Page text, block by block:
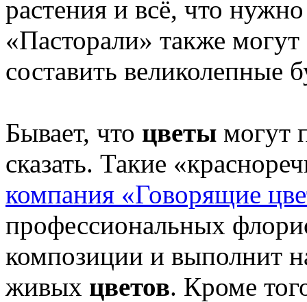
растения и всё, что
«Пасторали» также
составить великолепные
Бывает, что цветы могут
сказать. Такие
компания «Говорящие
профессиональных
композиции и выполнит
живых цветов. Кроме